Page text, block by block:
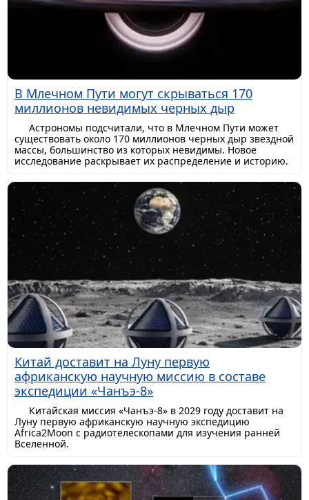
В Млечном Пути могут скрываться 170
миллионов невидимых черных дыр
Астрономы подсчитали, что в Млечном Пути может
существовать около 170 миллионов черных дыр звездной
массы, большинство из которых невидимы. Новое
исследование раскрывает их распределение и историю.
Китай доставит на Луну первую
африканскую научную миссию в составе
экспедиции «Чанъэ-8»
Китайская миссия «Чанъэ-8» в 2029 году доставит на
Луну первую африканскую научную экспедицию
Africa2Moon с радиотелескопами для изучения ранней
Вселенной.